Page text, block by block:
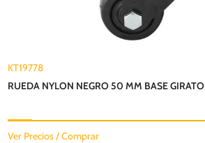
KT19778
RUEDA NYLON NEGRO 50 MM BASE
Ver Precios / Comprar